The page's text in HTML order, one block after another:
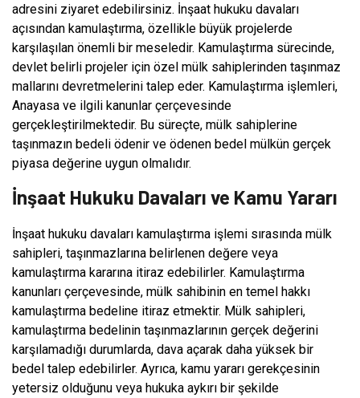
adresini ziyaret edebilirsiniz. İnşaat hukuku davaları
açısından kamulaştırma, özellikle büyük projelerde
karşılaşılan önemli bir meseledir. Kamulaştırma sürecinde,
devlet belirli projeler için özel mülk sahiplerinden taşınmaz
mallarını devretmelerini talep eder. Kamulaştırma işlemleri,
Anayasa ve ilgili kanunlar çerçevesinde
gerçekleştirilmektedir. Bu süreçte, mülk sahiplerine
taşınmazın bedeli ödenir ve ödenen bedel mülkün gerçek
piyasa değerine uygun olmalıdır.
İnşaat Hukuku Davaları ve Kamu Yararı
İnşaat hukuku davaları kamulaştırma işlemi sırasında mülk
sahipleri, taşınmazlarına belirlenen değere veya
kamulaştırma kararına itiraz edebilirler. Kamulaştırma
kanunları çerçevesinde, mülk sahibinin en temel hakkı
kamulaştırma bedeline itiraz etmektir. Mülk sahipleri,
kamulaştırma bedelinin taşınmazlarının gerçek değerini
karşılamadığı durumlarda, dava açarak daha yüksek bir
bedel talep edebilirler. Ayrıca, kamu yararı gerekçesinin
yetersiz olduğunu veya hukuka aykırı bir şekilde